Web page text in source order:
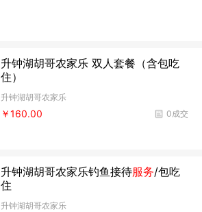
升钟湖胡哥农家乐 双人套餐（含包吃
住）
升钟湖胡哥农家乐
0成交
￥160.00
升钟湖胡哥农家乐钓鱼接待服务/包吃
住
升钟湖胡哥农家乐